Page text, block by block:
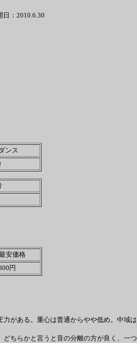
がある。重心は普通からやや低め。中域
らかと言うと音の分離の方が良く、一
ンス
安価格
円
日：2010.6.30